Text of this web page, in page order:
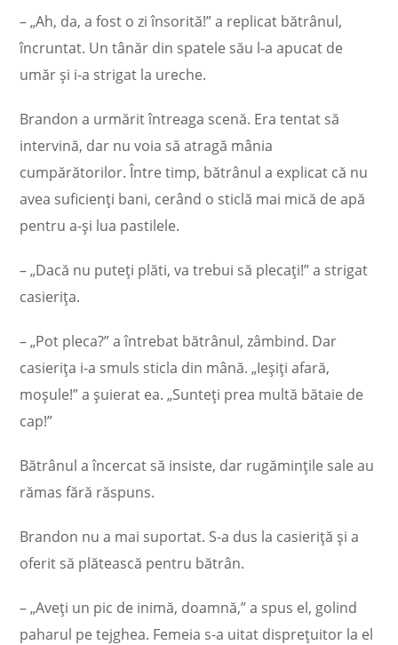
– „Ah, da, a fost o zi însorită!” a replicat bătrânul,
încruntat. Un tânăr din spatele său l-a apucat de
umăr și i-a strigat la ureche.
Brandon a urmărit întreaga scenă. Era tentat să
intervină, dar nu voia să atragă mânia
cumpărătorilor. Între timp, bătrânul a explicat că nu
avea suficienți bani, cerând o sticlă mai mică de apă
pentru a-și lua pastilele.
– „Dacă nu puteți plăti, va trebui să plecați!” a strigat
casierița.
– „Pot pleca?” a întrebat bătrânul, zâmbind. Dar
casierița i-a smuls sticla din mână. „Ieșiți afară,
moșule!” a șuierat ea. „Sunteți prea multă bătaie de
cap!”
Bătrânul a încercat să insiste, dar rugămințile sale au
rămas fără răspuns.
Brandon nu a mai suportat. S-a dus la casieriță și a
oferit să plătească pentru bătrân.
– „Aveți un pic de inimă, doamnă,” a spus el, golind
paharul pe tejghea. Femeia s-a uitat disprețuitor la el